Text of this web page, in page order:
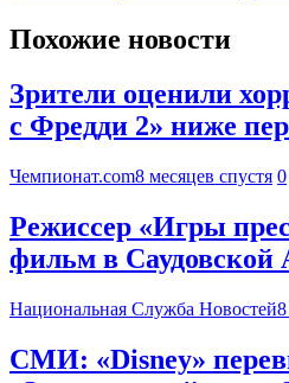
Похожие новости
Зрители оценили
с Фредди 2» ниже
Чемпионат.com8 месяцев спустя 0
Режиссер «Игры
фильм в Саудовской
Национальная Служба Новостей
СМИ: «Disney»